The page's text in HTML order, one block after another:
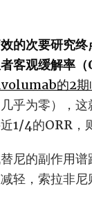
的次要研究
客观缓解率
的2期
乎为零），
1/4的ORR，
尼的副作用谱
轻，索拉非尼